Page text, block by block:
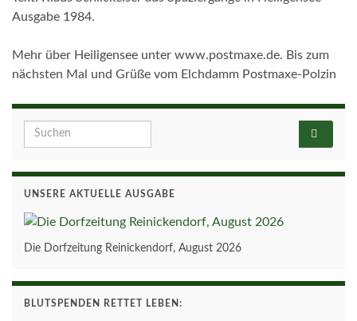
Ausgabe 1984.
Mehr über Heiligensee unter www.postmaxe.de. Bis zum
nächsten Mal und Grüße vom Elchdamm Postmaxe-Polzin
Search for:
UNSERE AKTUELLE AUSGABE
Die Dorfzeitung Reinickendorf, August 2026
BLUTSPENDEN RETTET LEBEN: